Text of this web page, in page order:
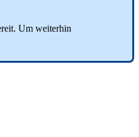
Um weiterhin